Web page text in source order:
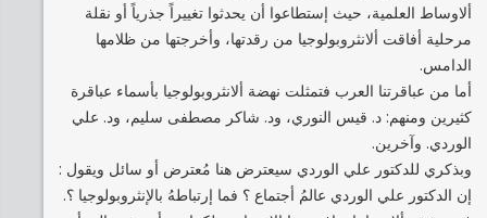
ألاوساط العلمية، حيث إستطاعوا أن يحدثوا تغييراً جذرياً أو نقلة
مرحلية أفاقت ألانثروبولوجيا من رقدتها، وأخرجتها من ظلامها
الدامس.
أما من عباقرتنا العرب فتمثلت نهضة ألانثروبولوجيا بأسماء عباقرة
كثيرين ومنهم: د. قيس النوري، ود. شاكر مصطفى سليم، ود. علي
الوردي. وآخرين.
وبذكري للدكتور علي الوردي سيعترض هنا مُعترض أو سائل ويقول :
إن الدكتور علي الوردي عالمُ أجتماع ؟ فما إرتباطهُ بالإنثروبولوجيا ؟.